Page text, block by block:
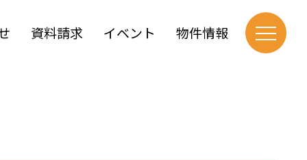
資料請求 イベント 物件情報